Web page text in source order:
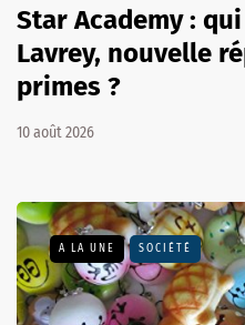
Star Academy :
Lavrey, nouvelle
primes ?
10 août 2026
A LA UNE SOCIÉTÉ